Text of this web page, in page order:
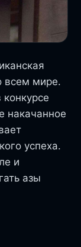
всем мире.
накачанное
успеха.
и
азы